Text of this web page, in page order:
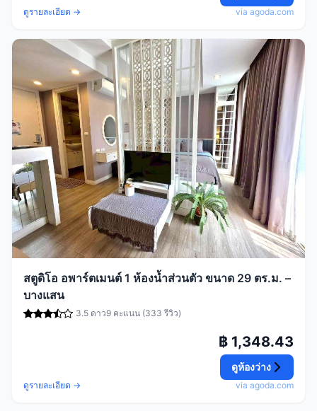
ดูรายละเอียด → via agoda.com
สตูดิโอ อพาร์ตเมนต์ 1 ห้องน้ำส่วนตัว ขนาด 29 ตร.ม. –
บางแสน
3.5 ดาว9 คะแนน (333 รีวิว)
ดูรายละเอียด →
฿ 1,348.43
ดูห้องว่าง
via agoda.com